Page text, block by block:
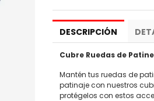
DESCRIPCIÓN
Cubre Ruedas de
Mantén tus ruedas de
patinaje con nuestros
protégelos con estos